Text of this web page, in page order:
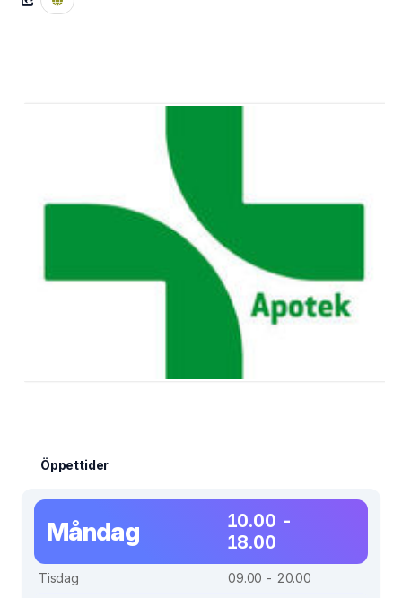
Öppettider
Måndag
10.00 -
18.00
Tisdag
09.00 - 20.00